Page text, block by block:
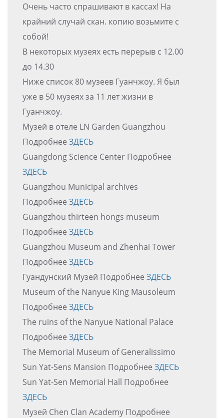
Очень часто спрашивают в кассах! На
крайний случай скан. копию возьмите с
собой!
В некоторых музеях есть перерыв с 12.00
до 14.30
Ниже список 80 музеев Гуанчжоу. Я был
уже в 50 музеях за 11 лет жизни в
Гуанчжоу.
Музей в отеле LN Garden Guangzhou
Подробнее ЗДЕСЬ
Guangdong Science Center Подробнее
ЗДЕСЬ
Guangzhou Municipal archives
Подробнее ЗДЕСЬ
Guangzhou thirteen hongs museum
Подробнее ЗДЕСЬ
Guangzhou Museum and Zhenhai Tower
Подробнее ЗДЕСЬ
Гуандунский Музей Подробнее ЗДЕСЬ
Museum of the Nanyue King Mausoleum
Подробнее ЗДЕСЬ
The ruins of the Nanyue National Palace
Подробнее ЗДЕСЬ
The Memorial Museum of Generalissimo
Sun Yat-Sens Mansion Подробнее ЗДЕСЬ
Sun Yat-Sen Memorial Hall Подробнее
ЗДЕСЬ
Музей Chen Clan Academy Подробнее